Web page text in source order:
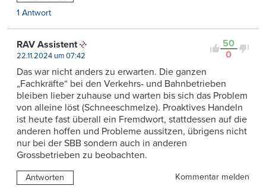
1 Antwort
50
0
RAV Assistent
22.11.2024 um 07:42
Das war nicht anders zu erwarten. Die ganzen
„Fachkräfte“ bei den Verkehrs- und Bahnbetrieben
bleiben lieber zuhause und warten bis sich das Problem
von alleine löst (Schneeschmelze). Proaktives Handeln
ist heute fast überall ein Fremdwort, stattdessen auf die
anderen hoffen und Probleme aussitzen, übrigens nicht
nur bei der SBB sondern auch in anderen
Grossbetrieben zu beobachten.
Antworten Kommentar melden